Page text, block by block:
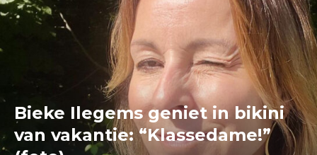
Bieke Ilegems geniet in bikini
van vakantie: “Klassedame!”